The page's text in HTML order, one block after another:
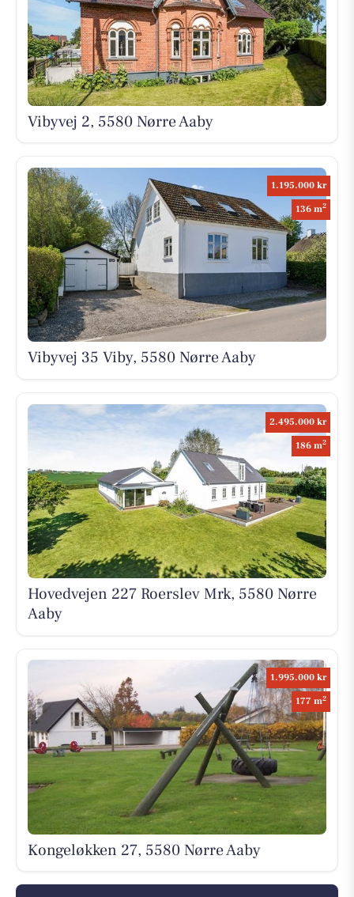
Vibyvej 2, 5580 Nørre Aaby
1.195.000 kr
136 m2
Vibyvej 35 Viby, 5580 Nørre Aaby
2.495.000 kr
186 m2
Hovedvejen 227 Roerslev Mrk, 5580 Nørre
Aaby
1.995.000 kr
177 m2
Kongeløkken 27, 5580 Nørre Aaby